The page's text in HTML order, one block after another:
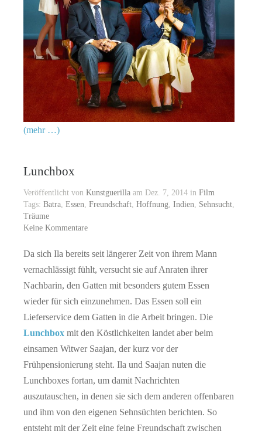
(mehr …)
Lunchbox
Veröffentlicht von Kunstguerillaam Dez. 7, 2014 in Film
Tags: Batra, Essen, Freundschaft, Hoffnung, Indien, Sehnsucht,
Träume
Keine Kommentare
Da sich Ila bereits seit längerer Zeit von ihrem Mann
vernachlässigt fühlt, versucht sie auf Anraten ihrer
Nachbarin, den Gatten mit besonders gutem Essen
wieder für sich einzunehmen. Das Essen soll ein
Lieferservice dem Gatten in die Arbeit bringen. Die
Lunchboxmit den Köstlichkeiten landet aber beim
einsamen Witwer Saajan, der kurz vor der
Frühpensionierung steht. Ila und Saajan nuten die
Lunchboxes fortan, um damit Nachrichten
auszutauschen, in denen sie sich dem anderen offenbaren
und ihm von den eigenen Sehnsüchten berichten. So
entsteht mit der Zeit eine feine Freundschaft zwischen